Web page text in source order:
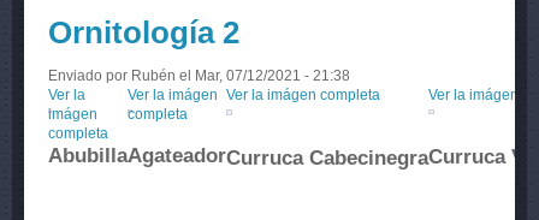
Ornitología 2
Enviado por Rubén el Mar, 07/12/2021 - 21:38
Ver la
imágen
completa
Abubilla
Ver la imágen
completa
Agateador
Ver la imágen completa
Curruca Cabecinegra
Ver la imágen
Curruca